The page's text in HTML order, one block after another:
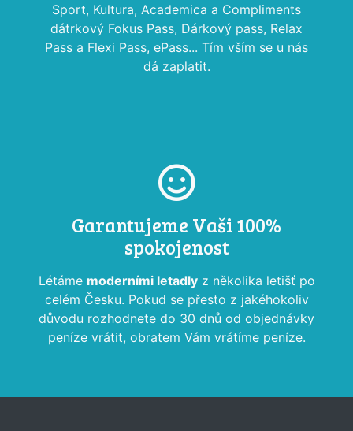
Sport, Kultura, Academica a Compliments
dátrkový Fokus Pass, Dárkový pass, Relax
Pass a Flexi Pass, ePass... Tím vším se u nás
dá zaplatit.
Garantujeme Vaši 100%
spokojenost
Létáme moderními letadlyz několika letišť po
celém Česku. Pokud se přesto z jakéhokoliv
důvodu rozhodnete do 30 dnů od objednávky
peníze vrátit, obratem Vám vrátíme peníze.